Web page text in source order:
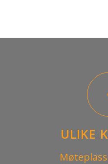
ULIKE